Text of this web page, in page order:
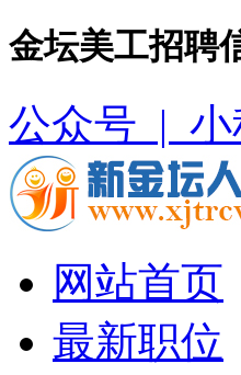
金坛美工招聘
公众号 |
网站首页
最新职位